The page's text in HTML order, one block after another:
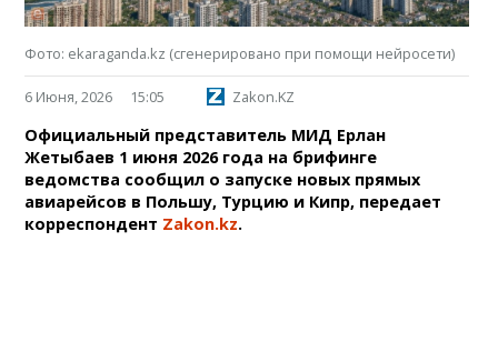
Фото: ekaraganda.kz (сгенерировано при помощи нейросети)
6 Июня, 2026 15:05 Zakon.KZ
Официальный представитель МИД Ерлан
Жетыбаев 1 июня 2026 года на брифинге
ведомства сообщил о запуске новых прямых
авиарейсов в Польшу, Турцию и Кипр, передает
корреспондент Zakon.kz.